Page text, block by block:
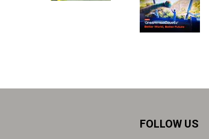
FOLLOW US